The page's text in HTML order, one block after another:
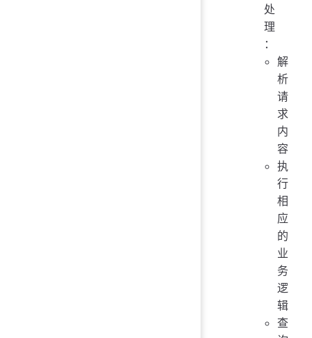
处
理
：
解
析
请
求
内
容
执
行
相
应
的
业
务
逻
辑
查